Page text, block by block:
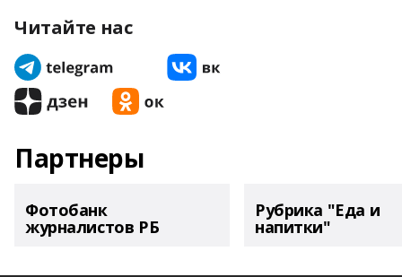
Читайте нас
Партнеры
Фотобанк
журналистов РБ
Рубрика "Еда и
напитки"